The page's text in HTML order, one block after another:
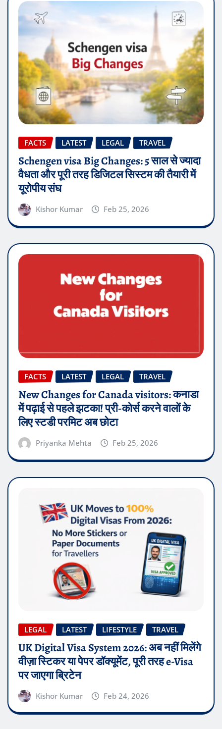
FACTS LATEST LEGAL TRAVEL
Schengen visa Big Changes: 5 साल से ज्यादा
वैधता और पूरी तरह डिजिटल सिस्टम की तैयारी में
यूरोपीय संघ
Kishor Kumar Feb 25, 2026
FACTS LATEST LEGAL TRAVEL
New Changes for Canada visitors: कनाडा
में पढ़ाई से पहले झटका! प्री-कोर्स करने वालों के
लिए स्टडी परमिट अब छोटा
Priyanka Mehta Feb 25, 2026
LEGAL LATEST LIFESTYLE TRAVEL
UK Digital Visa System 2026: अब नहीं मिलेंगे
वीज़ा स्टिकर या पेपर डॉक्यूमेंट, पूरी तरह e-Visa
पर जाएगा ब्रिटेन
Kishor Kumar Feb 24, 2026